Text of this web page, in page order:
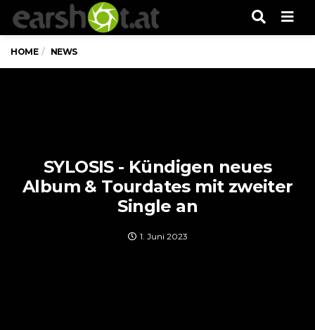
HOME NEWS
SYLOSIS - Kündigen neues
Album & Tourdates mit zweiter
Single an
1. Juni 2023